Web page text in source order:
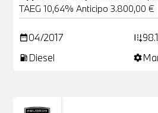
TAEG 10,64% Anticipo 3.800,00 €
date_range04/2017 add_road
local_gas_station Diesel settings